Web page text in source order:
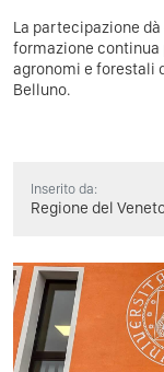
La partecipazione
formazione continua
agronomi e forestali
Belluno.
Inserito da:
Regione del